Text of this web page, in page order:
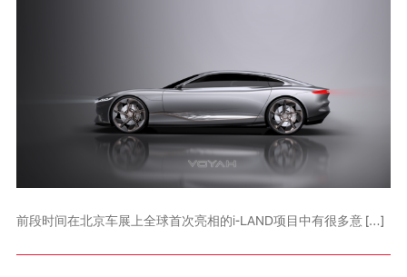
前段时间在北京车展上全球首次亮相的i-LAND项目中有很多意 […]